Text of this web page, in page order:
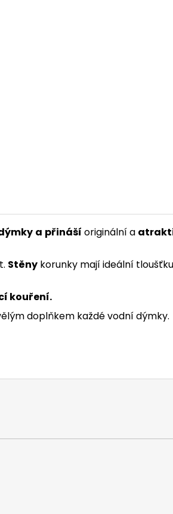
a přináší originální a
Stěny korunky mají ideální
kouření.
doplňkem každé vodní dýmky.